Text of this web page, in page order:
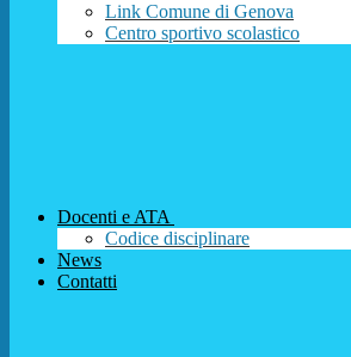
Link Comune di Genova
Centro sportivo scolastico
Docenti e ATA
Codice disciplinare
News
Contatti